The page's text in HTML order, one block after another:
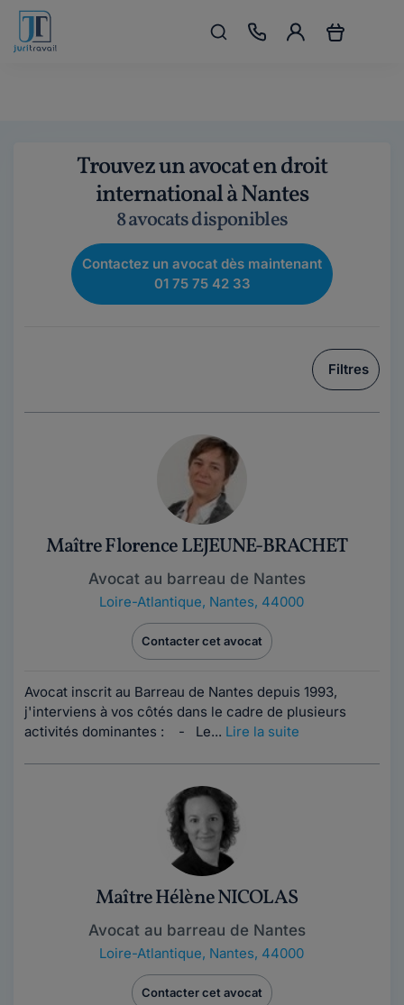
Trouvez un avocat en droit
international à Nantes
8 avocats disponibles
Contactez un avocat dès maintenant
01 75 75 42 33
Filtres
Maître Florence LEJEUNE-BRACHET
Avocat au barreau de Nantes
Loire-Atlantique, Nantes, 44000
Contacter cet avocat
Avocat inscrit au Barreau de Nantes depuis 1993,
j'interviens à vos côtés dans le cadre de plusieurs
activités dominantes : - Le... Lire la suite
Maître Hélène NICOLAS
Avocat au barreau de Nantes
Loire-Atlantique, Nantes, 44000
Contacter cet avocat